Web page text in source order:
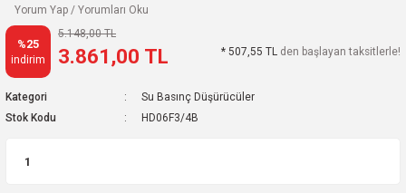
Yorum Yap / Yorumları Oku
%25
indirim
5.148,00 TL
3.861,00 TL * 507,55 TL den başlayan taksitlerle!
Kategori
Su Basınç Düşürücüler
Stok Kodu
HD06F3/4B